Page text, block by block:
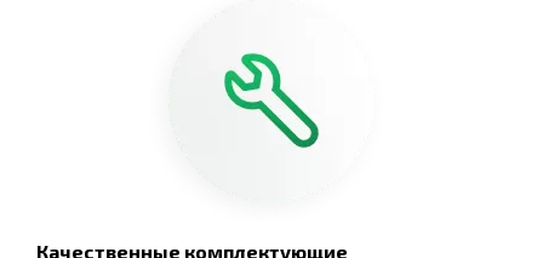
Качественные комплектующие